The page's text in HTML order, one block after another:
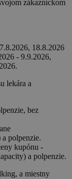
zákazníckom
18.8.2026
- 9.9.2026,
lekára a
bez
polpenzie.
kupónu -
a polpenzie.
a miestny